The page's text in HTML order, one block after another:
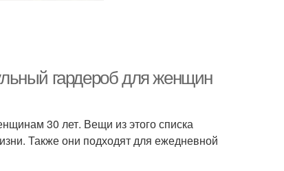
гардероб для женщин
30 лет. Вещи из этого списка
Также они подходят для ежедневной